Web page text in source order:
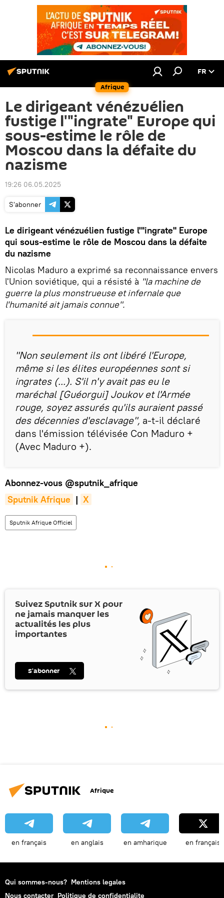
Afrique
FR
Le dirigeant vénézuélien
fustige l'"ingrate" Europe qui
sous-estime le rôle de
Moscou dans la défaite du
nazisme
19:26 06.05.2025
S'abonner
Le dirigeant vénézuélien fustige l'"ingrate" Europe
qui sous-estime le rôle de Moscou dans la défaite
du nazisme
Nicolas Maduro a exprimé sa reconnaissance envers
l'Union soviétique, qui a résisté à "la machine de
guerre la plus monstrueuse et infernale que
l'humanité ait jamais connue".
"Non seulement ils ont libéré l'Europe,
même si les élites européennes sont si
ingrates (...). S'il n'y avait pas eu le
maréchal [Guéorgui] Joukov et l'Armée
rouge, soyez assurés qu'ils auraient passé
des décennies d'esclavage", a-t-il déclaré
dans l'émission télévisée Con Maduro +
(Avec Maduro +).
Abonnez-vous @sputnik_afrique
Sputnik Afrique | X
Sputnik Afrique Officiel
Suivez Sputnik surX pour
ne jamais manquer les
actualités les plus
importantes
S’abonner
Afrique
en français en anglais en amharique en français
Qui sommes-nous? Mentions legales
Nous contacter Politique de confidentialite